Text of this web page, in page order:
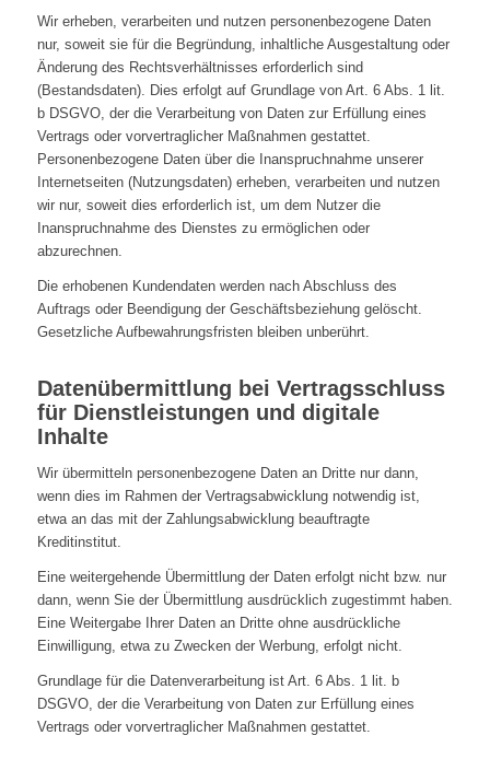
Wir erheben, verarbeiten und nutzen personenbezogene Daten
nur, soweit sie für die Begründung, inhaltliche Ausgestaltung oder
Änderung des Rechtsverhältnisses erforderlich sind
(Bestandsdaten). Dies erfolgt auf Grundlage von Art. 6 Abs. 1 lit.
b DSGVO, der die Verarbeitung von Daten zur Erfüllung eines
Vertrags oder vorvertraglicher Maßnahmen gestattet.
Personenbezogene Daten über die Inanspruchnahme unserer
Internetseiten (Nutzungsdaten) erheben, verarbeiten und nutzen
wir nur, soweit dies erforderlich ist, um dem Nutzer die
Inanspruchnahme des Dienstes zu ermöglichen oder
abzurechnen.
Die erhobenen Kundendaten werden nach Abschluss des
Auftrags oder Beendigung der Geschäftsbeziehung gelöscht.
Gesetzliche Aufbewahrungsfristen bleiben unberührt.
Datenübermittlung bei Vertragsschluss
für Dienstleistungen und digitale
Inhalte
Wir übermitteln personenbezogene Daten an Dritte nur dann,
wenn dies im Rahmen der Vertragsabwicklung notwendig ist,
etwa an das mit der Zahlungsabwicklung beauftragte
Kreditinstitut.
Eine weitergehende Übermittlung der Daten erfolgt nicht bzw. nur
dann, wenn Sie der Übermittlung ausdrücklich zugestimmt haben.
Eine Weitergabe Ihrer Daten an Dritte ohne ausdrückliche
Einwilligung, etwa zu Zwecken der Werbung, erfolgt nicht.
Grundlage für die Datenverarbeitung ist Art. 6 Abs. 1 lit. b
DSGVO, der die Verarbeitung von Daten zur Erfüllung eines
Vertrags oder vorvertraglicher Maßnahmen gestattet.